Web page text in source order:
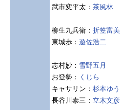
武市変平太： 茶風林
柳生九兵衛： 折笠富
東城歩： 遊佐浩二
志村妙： 雪野五月
お登勢： くじら
キャサリン： 杉本ゆう
長谷川泰三： 立木文彦